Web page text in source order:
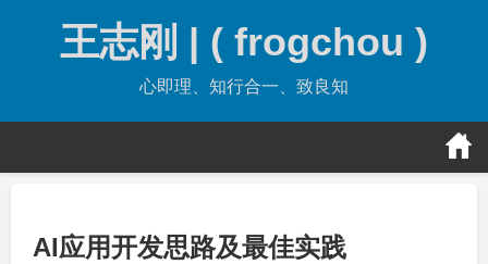
王志刚 | ( frogchou )
心即理、知行合一、致良知
AI应用开发思路及最佳实践